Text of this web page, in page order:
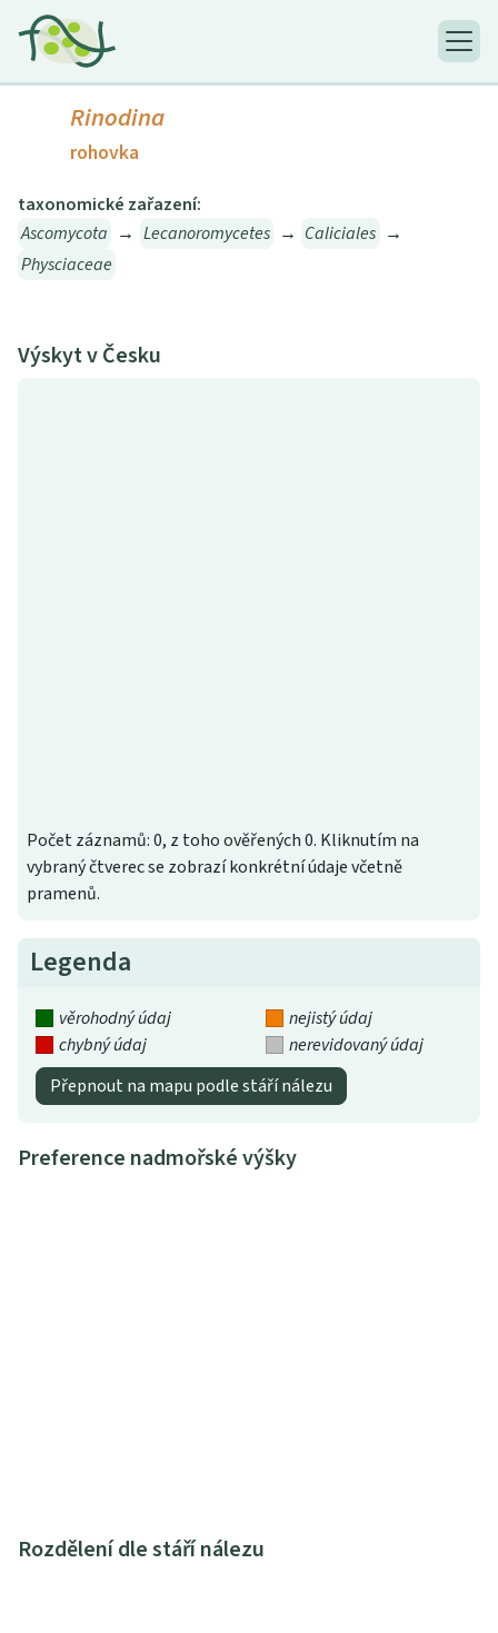
Rinodina
rohovka
taxonomické zařazení:
Ascomycota → Lecanoromycetes → Caliciales →
Physciaceae
Výskyt v Česku
Počet záznamů: 0, z toho ověřených 0. Kliknutím na
vybraný čtverec se zobrazí konkrétní údaje včetně
pramenů.
Legenda
věrohodný údaj
nejistý údaj
chybný údaj
nerevidovaný údaj
Přepnout na mapu podle stáří nálezu
Preference nadmořské výšky
Rozdělení dle stáří nálezu